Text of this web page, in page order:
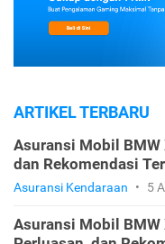
ARTIKEL TERBARU
Asuransi Mobil BMW
dan Rekomendasi
Asuransi Kendaraan • 5
Asuransi Mobil